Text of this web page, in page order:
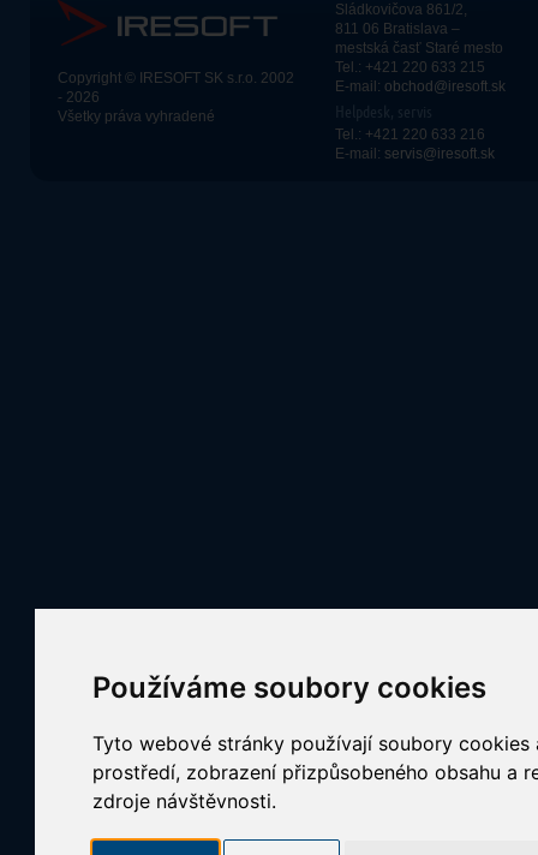
Používáme soubory cookies
Tyto webové stránky používají soubory
prostředí, zobrazení přizpůsobeného obsahu a
zdroje návštěvnosti.
Copyright © IRESOFT SK s.r.o. 2002
- 2026
Všetky práva vyhradené
Sládkovičova 861/2,
811 06 Bratislava –
mestská časť Staré mesto
Tel.: +421 220 633 215
E-mail: obchod@iresoft.sk
Tel.: +421 220 633 216
E-mail: servis@iresoft.sk